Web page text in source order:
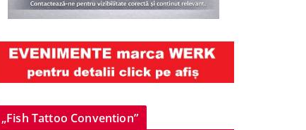
„Fish Tattoo Convention”